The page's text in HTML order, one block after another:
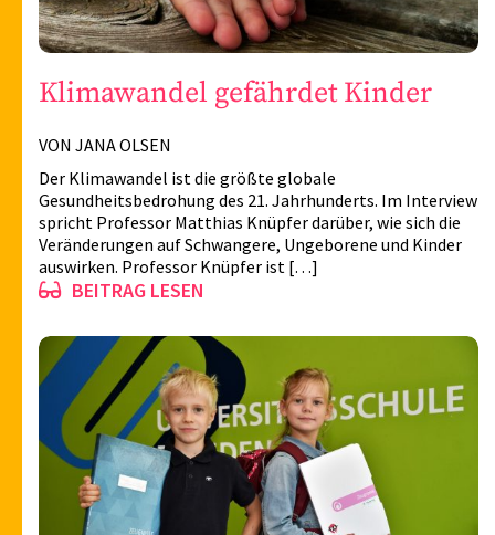
Klimawandel gefährdet Kinder
VON JANA OLSEN
Der Klimawandel ist die größte globale
Gesundheitsbedrohung des 21. Jahrhunderts. Im Interview
spricht Professor Matthias Knüpfer darüber, wie sich die
Veränderungen auf Schwangere, Ungeborene und Kinder
auswirken. Professor Knüpfer ist […]
BEITRAG LESEN